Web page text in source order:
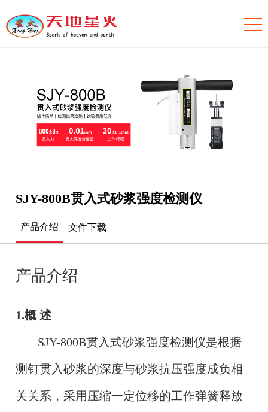
SJY-800B贯入式砂浆强度检测仪
产品介绍 文件下载
产品介绍
1.概 述
SJY-800B贯入式砂浆强度检测仪是根据
测钉贯入砂浆的深度与砂浆抗压强度成负相
关关系，采用压缩一定位移的工作弹簧释放